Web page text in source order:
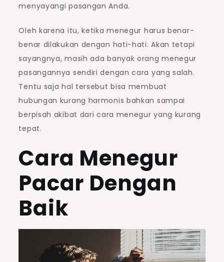
menyayangi pasangan Anda.
Oleh karena itu, ketika menegur harus benar-
benar dilakukan dengan hati-hati. Akan tetapi
sayangnya, masih ada banyak orang menegur
pasangannya sendiri dengan cara yang salah.
Tentu saja hal tersebut bisa membuat
hubungan kurang harmonis bahkan sampai
berpisah akibat dari cara menegur yang kurang
tepat.
Cara Menegur
Pacar Dengan
Baik